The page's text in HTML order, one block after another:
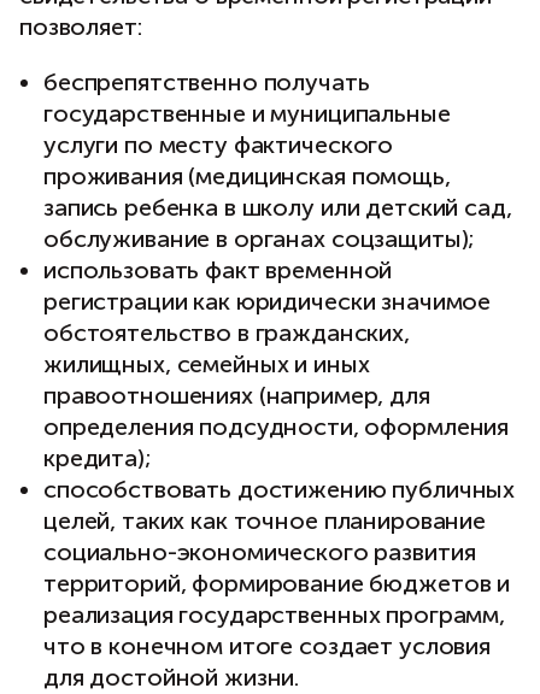
позволяет:
беспрепятственно получать
государственные и муниципальные
услуги по месту фактического
проживания (медицинская помощь,
запись ребенка в школу или детский сад,
обслуживание в органах соцзащиты);
использовать факт временной
регистрации как юридически значимое
обстоятельство в гражданских,
жилищных, семейных и иных
правоотношениях (например, для
определения подсудности, оформления
кредита);
способствовать достижению публичных
целей, таких как точное планирование
социально-экономического развития
территорий, формирование бюджетов и
реализация государственных программ,
что в конечном итоге создает условия
для достойной жизни.